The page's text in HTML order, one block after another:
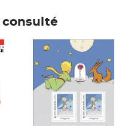
consulté
Prix 7,50€